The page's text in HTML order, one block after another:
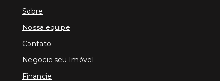
Sobre
Nossa equipe
Contato
Negocie seu Imóvel
Financie